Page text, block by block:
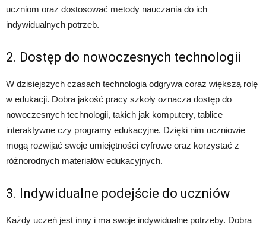
uczniom oraz dostosować metody nauczania do ich
indywidualnych potrzeb.
2. Dostęp do nowoczesnych technologii
W dzisiejszych czasach technologia odgrywa coraz większą rolę
w edukacji. Dobra jakość pracy szkoły oznacza dostęp do
nowoczesnych technologii, takich jak komputery, tablice
interaktywne czy programy edukacyjne. Dzięki nim uczniowie
mogą rozwijać swoje umiejętności cyfrowe oraz korzystać z
różnorodnych materiałów edukacyjnych.
3. Indywidualne podejście do uczniów
Każdy uczeń jest inny i ma swoje indywidualne potrzeby. Dobra